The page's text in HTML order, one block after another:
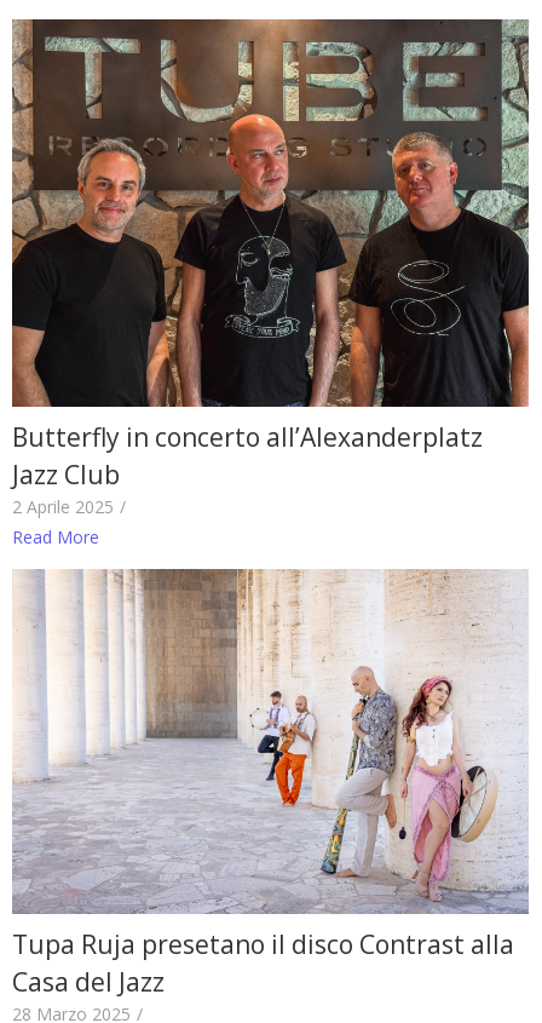
Butterfly in concerto all’Alexanderplatz
Jazz Club
2 Aprile 2025 /
Read More
Tupa Ruja presetano il disco Contrast alla
Casa del Jazz
28 Marzo 2025 /